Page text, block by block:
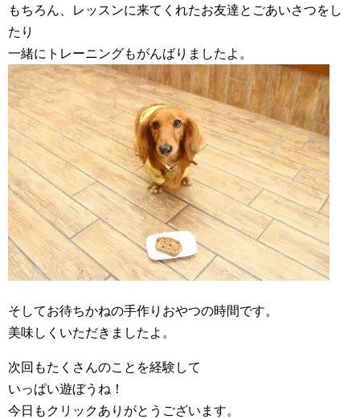
もちろん、レッスンに来てくれたお友達とごあいさつをし
たり
一緒にトレーニングもがんばりましたよ。
そしてお待ちかねの手作りおやつの時間です。
美味しくいただきましたよ。
次回もたくさんのことを経験して
いっぱい遊ぼうね！
今日もクリックありがとうございます。